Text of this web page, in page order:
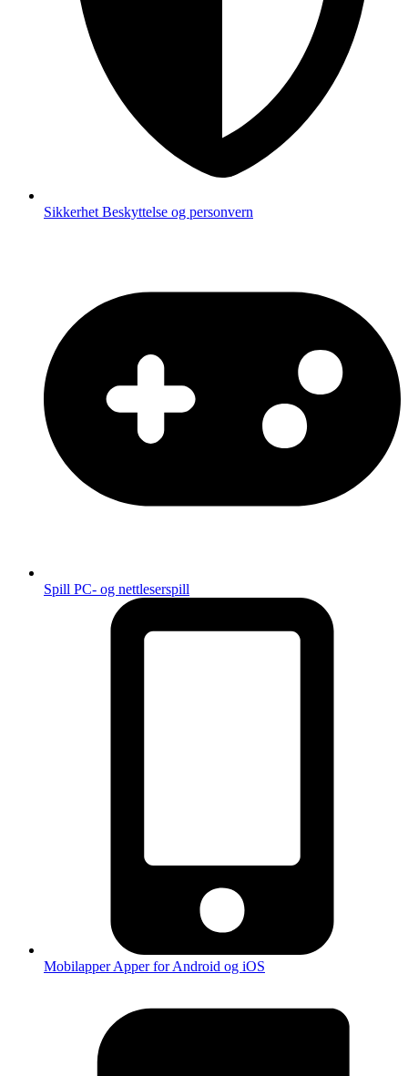
Sikkerhet Beskyttelse og personvern
Spill PC- og nettleserspill
MobilapperApper for Android og iOS